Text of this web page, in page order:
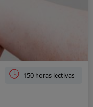
150 horas lectivas